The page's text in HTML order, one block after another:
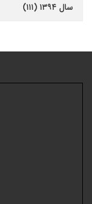
سال ۱۳۹۴ (۱۱۱)